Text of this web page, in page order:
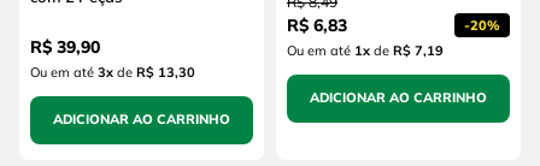
R$ 39,90
Ou em até 3xde R$ 13,30
ADICIONAR AO CARRINHO
R$ 6,83 -20%
Ou em até 1xde R$ 7,19
ADICIONAR AO CARRINHO